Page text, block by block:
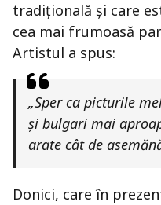
tradițională și care
cea mai frumoasă
Artistul a spus:
„Sper ca picturile
și bulgari mai
arate cât de
Donici, care în